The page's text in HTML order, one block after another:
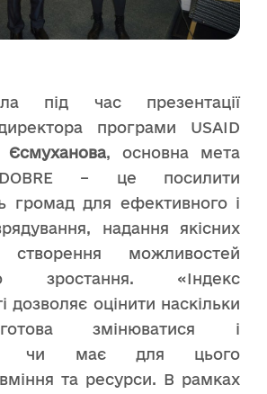
під час презентації
програми USAID
Єсмуханова, основна мета
– це посилити
громад для ефективного і
надання якісних
можливостей
зростання. «Індекс
дозволяє оцінити наскільки
змінюватися і
чи має для цього
та ресурси. В рамках